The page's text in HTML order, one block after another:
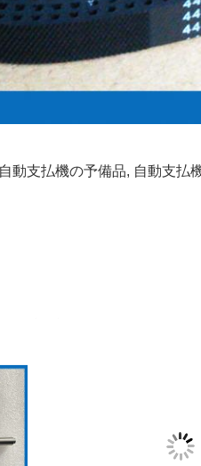
動支払機の予備品, 自動支払